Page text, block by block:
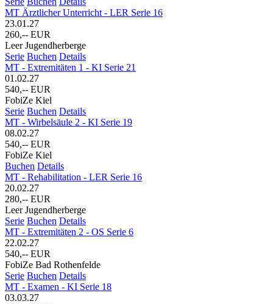
MT Ärztlicher Unterricht - LER Serie 16
23.01.27
260,-- EUR
Leer Jugendherberge
Serie Buchen Details
MT - Extremitäten 1 - KI Serie 21
01.02.27
540,-- EUR
FobiZe Kiel
Serie Buchen Details
MT - Wirbelsäule 2 - KI Serie 19
08.02.27
540,-- EUR
FobiZe Kiel
Buchen Details
MT - Rehabilitation - LER Serie 16
20.02.27
280,-- EUR
Leer Jugendherberge
Serie Buchen Details
MT - Extremitäten 2 - OS Serie 6
22.02.27
540,-- EUR
FobiZe Bad Rothenfelde
Serie Buchen Details
MT - Examen - KI Serie 18
03.03.27